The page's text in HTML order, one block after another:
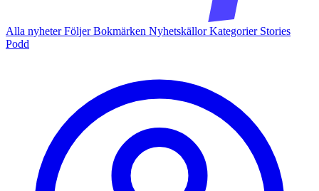
Alla nyheterFöljerBokmärken NyhetskällorKategorier Stories
Podd